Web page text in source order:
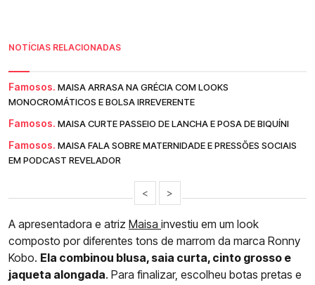
NOTÍCIAS RELACIONADAS
Famosos. MAISA ARRASA NA GRÉCIA COM LOOKS
MONOCROMÁTICOS E BOLSA IRREVERENTE
Famosos. MAISA CURTE PASSEIO DE LANCHA E POSA DE BIQUÍNI
Famosos. MAISA FALA SOBRE MATERNIDADE E PRESSÕES SOCIAIS
EM PODCAST REVELADOR
< >
A apresentadora e atriz Maisa investiu em um look
composto por diferentes tons de marrom da marca Ronny
Kobo. Ela combinou blusa, saia curta, cinto grosso e
jaqueta alongada. Para finalizar, escolheu botas pretas e